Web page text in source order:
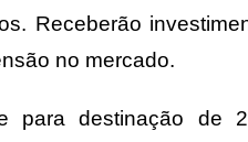
Receberão
no mercado.
para destinação de